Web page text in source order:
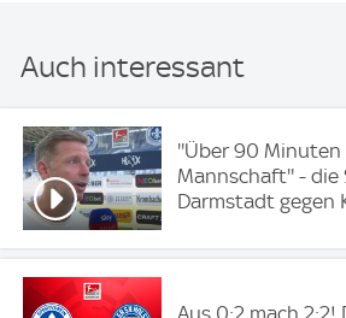
Auch interessant
''Über 90 Minuten
Mannschaft'' - die
Darmstadt gegen
Aus 0:2 mach